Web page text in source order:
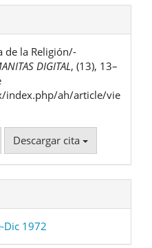
de la Religión/-
DIGITAL, (13), 13–
index.php/ah/article/vie
Descargar cita
Dic 1972